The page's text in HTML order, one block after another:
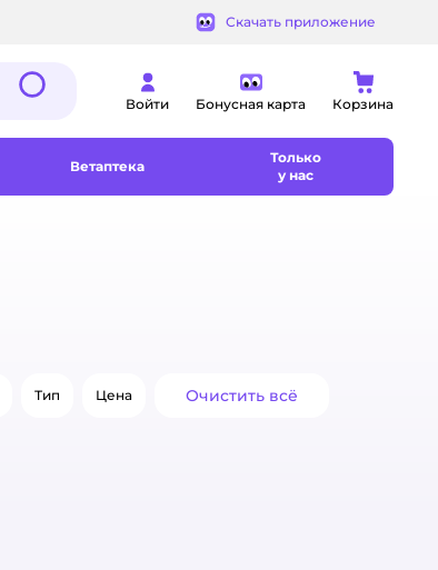
Скачать приложение
Войти Бонусная карта Корзина
Ветаптека
Только
у нас
Тип Цена Очистить всё